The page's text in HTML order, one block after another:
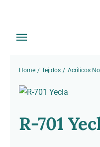
contenido
Toggle
Inicio
Tienda
Sobre Nosotros
Home Tejidos Acrílicos
R-701